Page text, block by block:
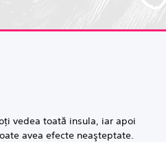
vedea toată insula, iar apoi
avea efecte neaşteptate.